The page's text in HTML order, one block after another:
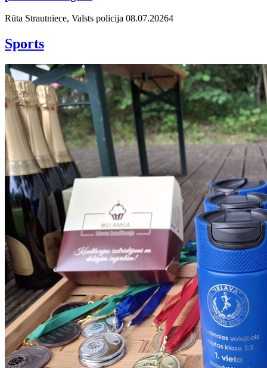
Rūta Strautniece, Valsts policija 08.07.20264
Sports